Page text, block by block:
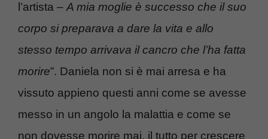
l’artista –A mia moglie è successo che il suo
corpo si preparava a dare la vita e allo
stesso tempo arrivava il cancro che l’ha fatta
morire”. Daniela non si è mai arresa e ha
vissuto appieno questi anni come se avesse
messo in un angolo la malattia e come se
non dovesse morire mai, il tutto per crescere